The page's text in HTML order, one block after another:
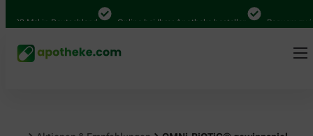
Mal in Deutschland Online bei Ihrer Apotheke bestellen Bequem